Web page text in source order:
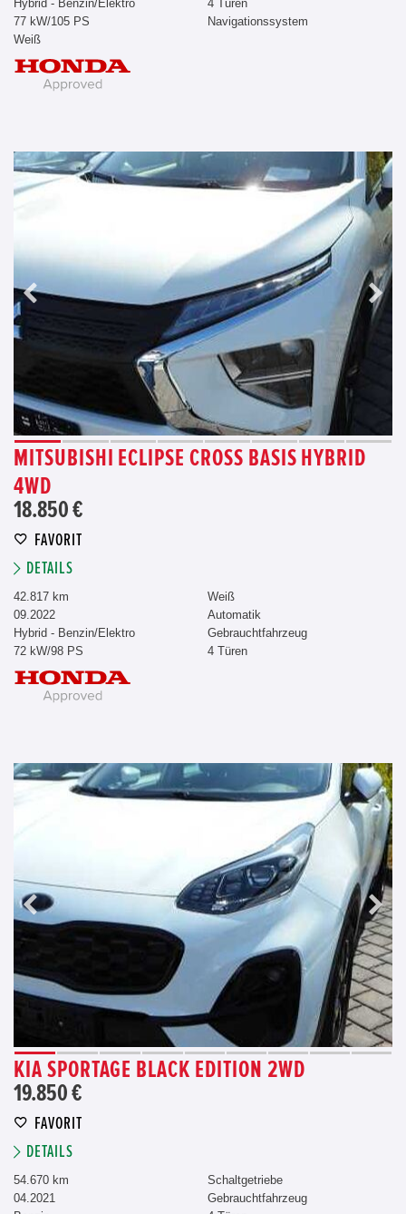
Hybrid - Benzin/Elektro
77 kW/105 PS
Weiß
4 Türen
Navigationssystem
MITSUBISHI ECLIPSE CROSS BASIS HYBRID
4WD
18.850 €
FAVORIT
DETAILS
42.817 km
09.2022
Hybrid - Benzin/Elektro
72 kW/98 PS
Weiß
Automatik
Gebrauchtfahrzeug
4 Türen
KIA SPORTAGE BLACK EDITION 2WD
19.850 €
FAVORIT
DETAILS
54.670 km
04.2021
Schaltgetriebe
Gebrauchtfahrzeug